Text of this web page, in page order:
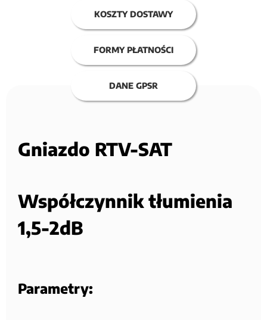
KOSZTY DOSTAWY
FORMY PŁATNOŚCI
DANE GPSR
Gniazdo RTV-SAT
Współczynnik tłumienia
1,5-2dB
Parametry: